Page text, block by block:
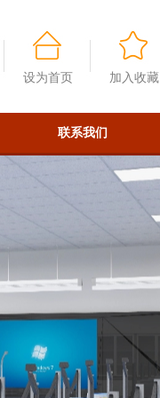
设为首页 加入收藏
联系我们